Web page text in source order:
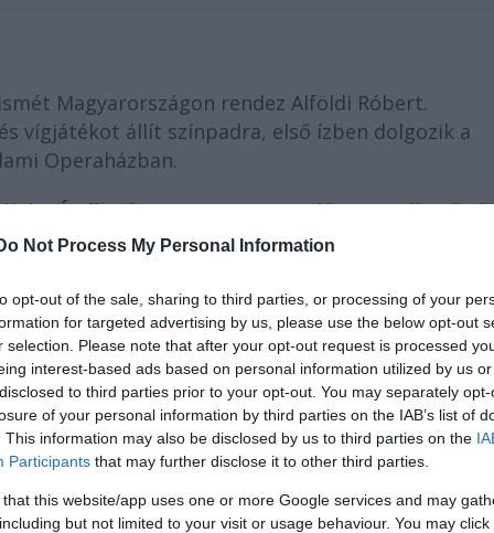
Not Process My Personal Information
opt-out of the sale, sharing to third parties, or processing of your
for targeted advertising by us, please use the below opt-out
selection. Please note that after your opt-out request is processed
interest-based ads based on personal information utilized by us
to third parties prior to your opt-out. You may separately
of your personal information by third parties on the IAB’s list of
This information may also be disclosed by us to third parties on the
Participants that may further disclose it to other third parties.
that this website/app uses one or more Google services and may
but not limited to your visit or usage behaviour. You may
Magyarországon rendez Alföldi Róbert.
vígjátékot állít színpadra, első ízben dolgozik a
Operaházban.
beÉmile Ajar(Romain Gary):Előttem az életcímű,
vált, Magyarországon is számos kiadást megért,
Az előadást
Mari(Rosa mama),Lukács Sándor(Lola) és